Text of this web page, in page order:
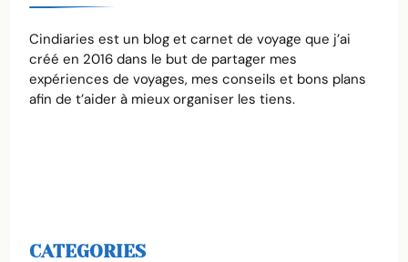
Cindiaries est un blog et carnet de voyage que j’ai
créé en 2016 dans le but de partager mes
expériences de voyages, mes conseils et bons plans
afin de t’aider à mieux organiser les tiens.
CATEGORIES